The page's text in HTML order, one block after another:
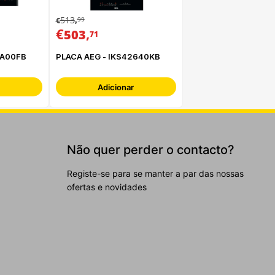
€513,99
€503,71
PLACA AEG - IKS42640KB
Adicionar
Não quer perder o contacto?
Registe-se para se manter a par das nossas
ofertas e novidades